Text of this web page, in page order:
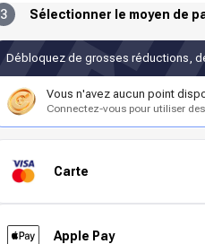
3 Sélectionner le moyen de
Débloquez de grosses réductions,
Vous n'avez aucun point
Connectez-vous pour utiliser
Carte
Apple Pay